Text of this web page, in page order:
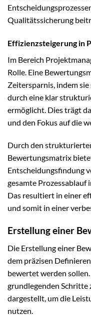
Qualitätssicherung
Effizienzsteigerung in
Im Bereich
Rolle. Eine
Zeitersparnis, indem
durch eine klar
ermöglicht. Dies trägt
und den Fokus auf die
Durch den
Bewertungsmatrix
Entscheidungsfindung
gesamte
Das resultiert in einer
und somit in einer
Erstellung einer
Die Erstellung einer
dem präzisen
bewertet werden
grundlegenden
dargestellt, um die
nutzen.